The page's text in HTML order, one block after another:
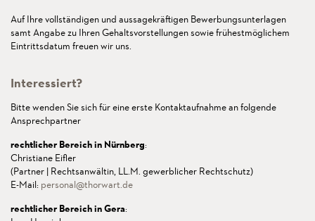
Auf Ihre vollständigen und aussagekräftigen Bewerbungsunterlagen
samt Angabe zu Ihren Gehaltsvorstellungen sowie frühestmöglichem
Eintrittsdatum freuen wir uns.
Interessiert?
Bitte wenden Sie sich für eine erste Kontaktaufnahme an folgende
Ansprechpartner
rechtlicher Bereich in Nürnberg:
Christiane Eifler
(Partner | Rechtsanwältin, LL.M. gewerblicher Rechtschutz)
E-Mail: personal@thorwart.de
rechtlicher Bereich in Gera: